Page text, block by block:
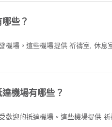
些？
機場。這些機場提供 祈禱室, 休息
機場有哪些？
歡迎的抵達機場。這些機場提供